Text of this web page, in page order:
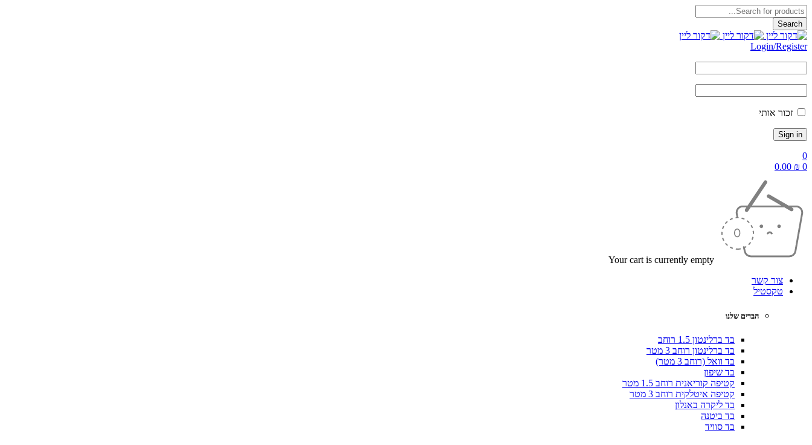
Login/Register
זכור אותי
0
0
0.00 ₪
Your cart is currently empty
צור קשר
טקסטיל
הבדים שלנו
בד ברלינטון 1.5 רוחב
בד ברלינטון רוחב 3 מטר
בד וואל (רוחב 3 מטר)
בד שיפון
קטיפה קוריאנית רוחב 1.5 מטר
קטיפה איטלקית רוחב 3 מטר
בד ליקרה באנלון
בד ביטנה
בד סוויד